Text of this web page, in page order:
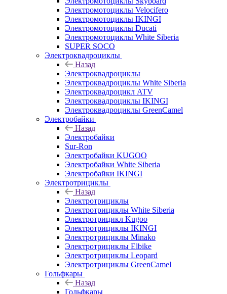
Электромотоциклы Velocifero
Электромотоциклы IKINGI
Электромотоциклы Ducati
Электромотоциклы White Siberia
SUPER SOCO
Электроквадроциклы
Назад
Электроквадроциклы
Электроквадроциклы White Siberia
Электроквадроцикл ATV
Электроквадроциклы IKINGI
Электроквадроциклы GreenCamel
Электробайки
Назад
Электробайки
Sur-Ron
Электробайки KUGOO
Электробайки White Siberia
Электробайки IKINGI
Электротрициклы
Назад
Электротрициклы
Электротрициклы White Siberia
Электротрицикл Kugoo
Электротрициклы IKINGI
Электротрициклы Minako
Электротрициклы Elbike
Электротрициклы Leopard
Электротрициклы GreenCamel
Гольфкары
Назад
Гольфкары